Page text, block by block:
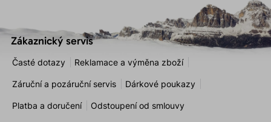
Zákaznický servis
Časté dotazy Reklamace a výměna zboží
Záruční a pozáruční servis Dárkové poukazy
Platba a doručení Odstoupení od smlouvy